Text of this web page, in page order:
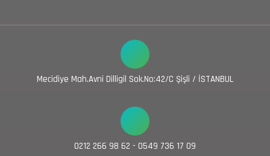
Mecidiye Mah.Avni Dilligil Sok.No:42/C Şişli / İSTANBUL
0212 266 98 62 - 0549 736 17 09